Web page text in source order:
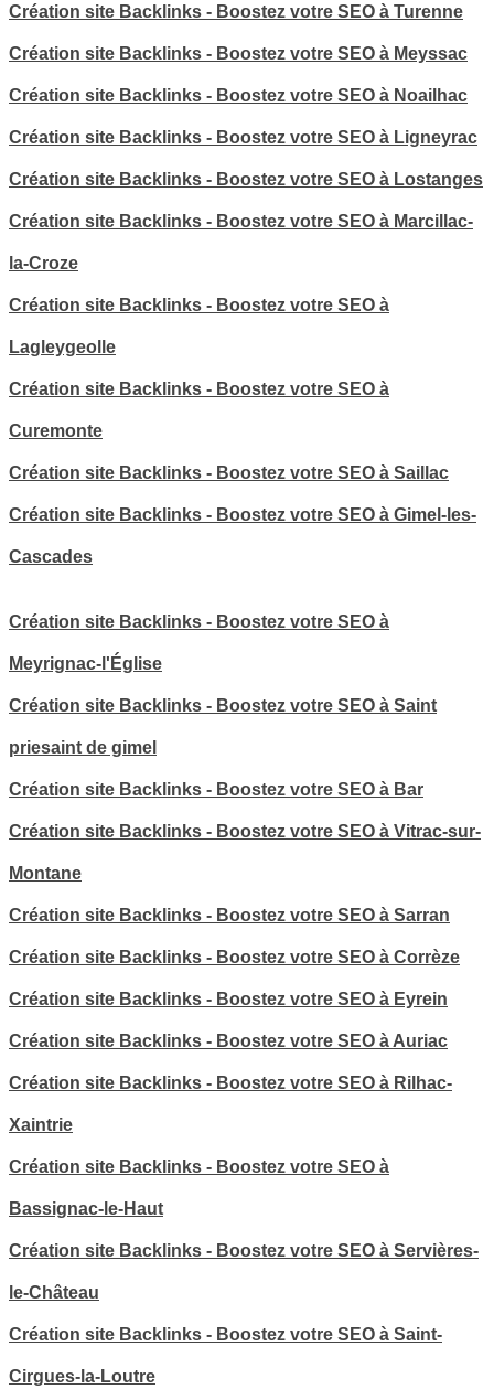
Création site Backlinks - Boostez votre SEO à Turenne
Création site Backlinks - Boostez votre SEO à Meyssac
Création site Backlinks - Boostez votre SEO à Noailhac
Création site Backlinks - Boostez votre SEO à Ligneyrac
Création site Backlinks - Boostez votre SEO à Lostanges
Création site Backlinks - Boostez votre SEO à Marcillac-
la-Croze
Création site Backlinks - Boostez votre SEO à
Lagleygeolle
Création site Backlinks - Boostez votre SEO à
Curemonte
Création site Backlinks - Boostez votre SEO à Saillac
Création site Backlinks - Boostez votre SEO à Gimel-les-
Cascades
Création site Backlinks - Boostez votre SEO à
Meyrignac-l'Église
Création site Backlinks - Boostez votre SEO à Saint
priesaint de gimel
Création site Backlinks - Boostez votre SEO à Bar
Création site Backlinks - Boostez votre SEO à Vitrac-sur-
Montane
Création site Backlinks - Boostez votre SEO à Sarran
Création site Backlinks - Boostez votre SEO à Corrèze
Création site Backlinks - Boostez votre SEO à Eyrein
Création site Backlinks - Boostez votre SEO à Auriac
Création site Backlinks - Boostez votre SEO à Rilhac-
Xaintrie
Création site Backlinks - Boostez votre SEO à
Bassignac-le-Haut
Création site Backlinks - Boostez votre SEO à Servières-
le-Château
Création site Backlinks - Boostez votre SEO à Saint-
Cirgues-la-Loutre